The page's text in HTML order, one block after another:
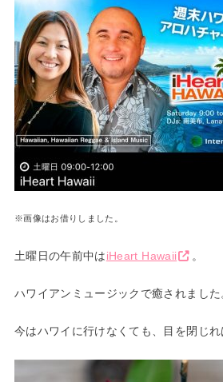
※画像はお借りしました。
土曜日の午前中はiHeart Hawaii 。
ハワイアンミュージックで癒されました
今はハワイに行けなくても、目を閉じれ